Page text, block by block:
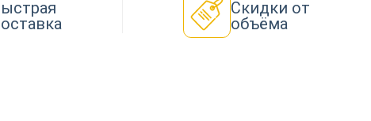
Скидки от
объёма